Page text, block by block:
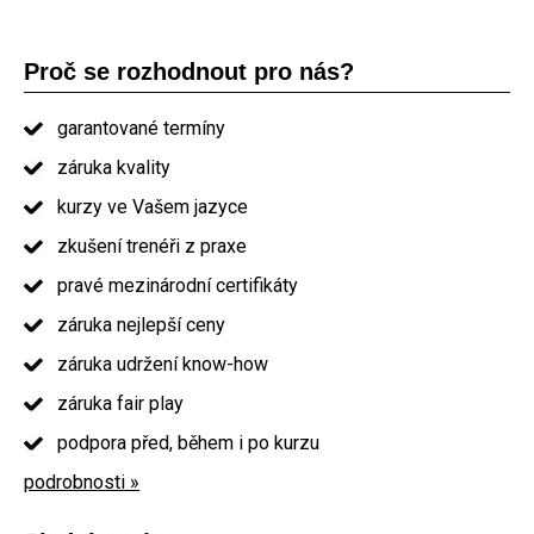
Proč se rozhodnout pro nás?
garantované termíny
záruka kvality
kurzy ve Vašem jazyce
zkušení trenéři z praxe
pravé mezinárodní certifikáty
záruka nejlepší ceny
záruka udržení know-how
záruka fair play
podpora před, během i po kurzu
podrobnosti »